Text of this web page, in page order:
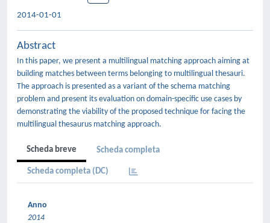
2014-01-01
Abstract
In this paper, we present a multilingual matching approach aiming at
building matches between terms belonging to multilingual thesauri.
The approach is presented as a variant of the schema matching
problem and present its evaluation on domain-specific use cases by
demonstrating the viability of the proposed technique for facing the
multilingual thesaurus matching approach.
Scheda breve Scheda completa
Scheda completa (DC)
Anno
2014